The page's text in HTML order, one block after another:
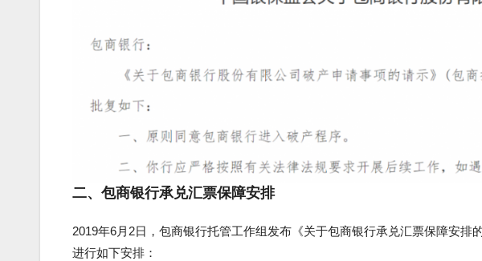
二、包商银行承兑汇票保障安排
2019年6月2日，包商银行托管工作组发布《关于包商银行承兑汇票保障安排
进行如下安排：